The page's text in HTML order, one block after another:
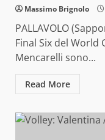
Massimo Brignolo
PALLAVOLO
Final Six del World
Mencarelli sono...
Read More